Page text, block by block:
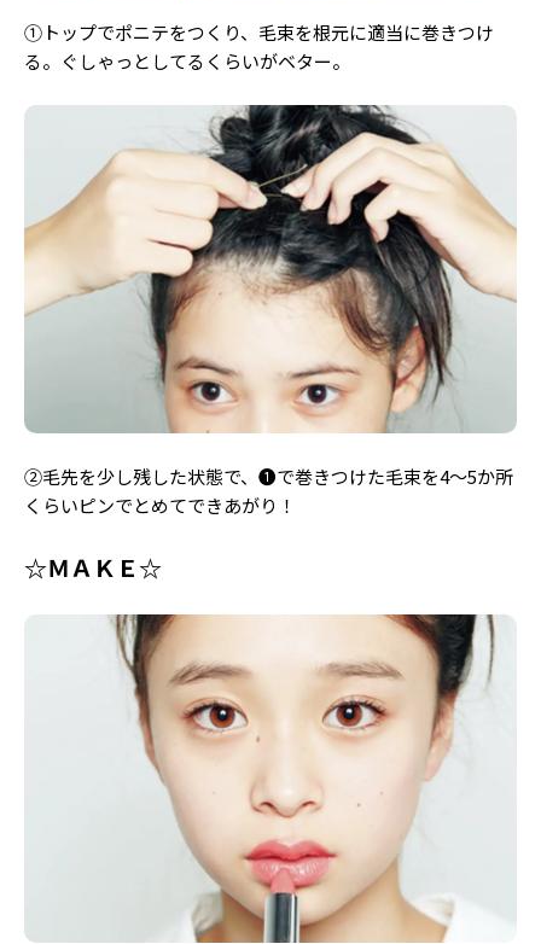
新規会員登録・ログイン
①トップでポニテをつくり、毛束を根元に適当に巻きつけ
る。ぐしゃっとしてるくらいがベター。
②毛先を少し残した状態で、❶で巻きつけた毛束を4〜5か所
くらいピンでとめてできあがり！
☆ＭＡＫＥ☆